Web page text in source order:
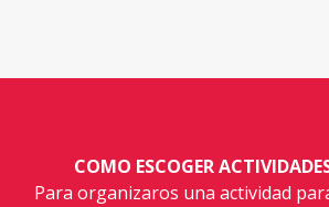
COMO ESCOGER
Para organizaros una actividad